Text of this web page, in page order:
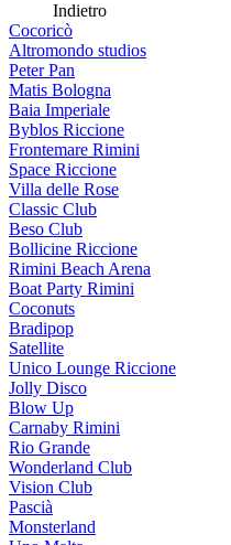
Indietro
Cocoricò
Altromondo studios
Peter Pan
Matis Bologna
Baia Imperiale
Byblos Riccione
Frontemare Rimini
Space Riccione
Villa delle Rose
Classic Club
Beso Club
Bollicine Riccione
Rimini Beach Arena
Boat Party Rimini
Coconuts
Bradipop
Satellite
Unico Lounge Riccione
Jolly Disco
Blow Up
Carnaby Rimini
Rio Grande
Wonderland Club
Vision Club
Pascià
Monsterland